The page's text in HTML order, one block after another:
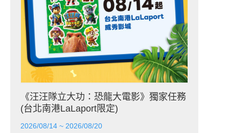
《汪汪隊立大功：恐龍大電影》獨家任務
(台北南港LaLaport限定)
2026/08/14 ~ 2026/08/20